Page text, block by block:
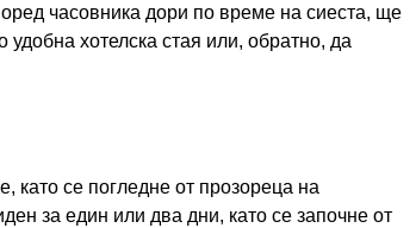
часовника дори по време на сиеста, ще
удобна хотелска стая или, обратно, да
като се погледне от прозореца на
за един или два дни, като се започне от